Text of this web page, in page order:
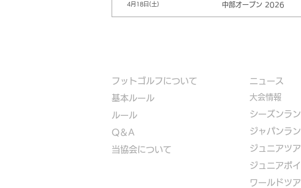
4月18日(土) 中部オープン 2026
フットゴルフについて
基本ルール
ルール
Q＆A
​当協会について
​ニュース
大会情報
シーズンラ
ジャパンラ
ジュニアツ
ジュニアポ
ワールドツ